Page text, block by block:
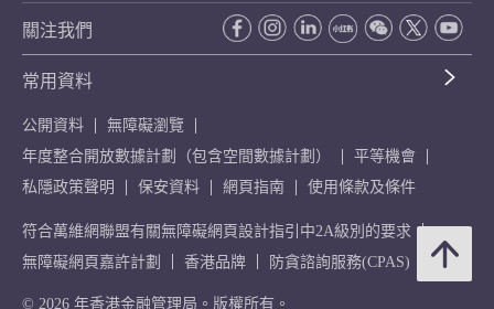
關注我們
常用資料
公開資料
無障礙瀏覽
年度整合開放數據計劃（包含空間數據計劃）
平等機會
私隱政策聲明
保安資料 網頁指南 使用條款及條件
符合萬維網聯盟有關無障礙網頁設計指引中2A級別的要求
無障礙網頁嘉許計劃
香港品牌 防貪諮詢服務(CPAS)
© 2026 年香港金融管理局。版權所有。